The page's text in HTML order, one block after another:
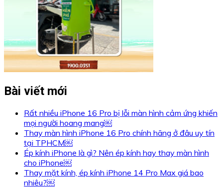
Bài viết mới
Rất nhiều iPhone 16 Pro bị lỗi màn hình cảm ứng khiến
mọi người hoang mang￼
Thay màn hình iPhone 16 Pro chính hãng ở đâu uy tín
tại TPHCM￼
Ép kính iPhone là gì? Nên ép kính hay thay màn hình
cho iPhone￼
Thay mặt kính, ép kính iPhone 14 Pro Max giá bao
nhiêu?￼